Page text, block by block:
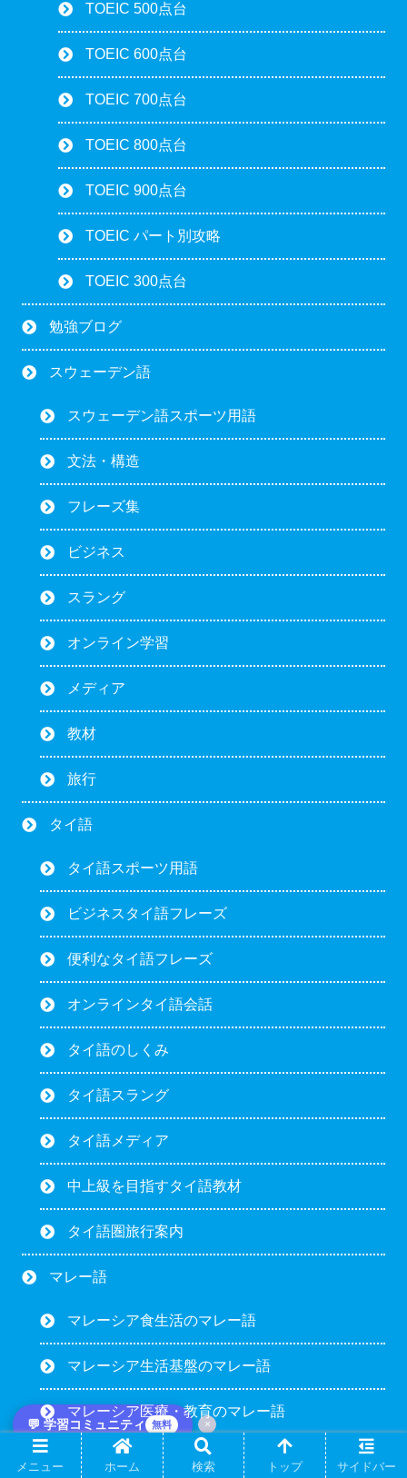
💬 学習コミュニティ 無料 ×
TOEIC 500点台
TOEIC 600点台
TOEIC 700点台
TOEIC 800点台
TOEIC 900点台
TOEIC パート別攻略
TOEIC 300点台
勉強ブログ
スウェーデン語
スウェーデン語スポーツ用語
文法・構造
フレーズ集
ビジネス
スラング
オンライン学習
メディア
教材
旅行
タイ語
タイ語スポーツ用語
ビジネスタイ語フレーズ
便利なタイ語フレーズ
オンラインタイ語会話
タイ語のしくみ
タイ語スラング
タイ語メディア
中上級を目指すタイ語教材
タイ語圏旅行案内
マレー語
マレーシア食生活のマレー語
マレーシア生活基盤のマレー語
マレーシア医療・教育のマレー語
マレーシアオフィスのマレー語
メニュー ホーム 検索 トップ サイドバー